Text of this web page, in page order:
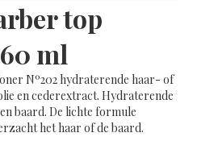
top
ml
Nº202 hydraterende haar- of
en cederextract. Hydraterende
baard. De lichte formule
het haar of de baard.